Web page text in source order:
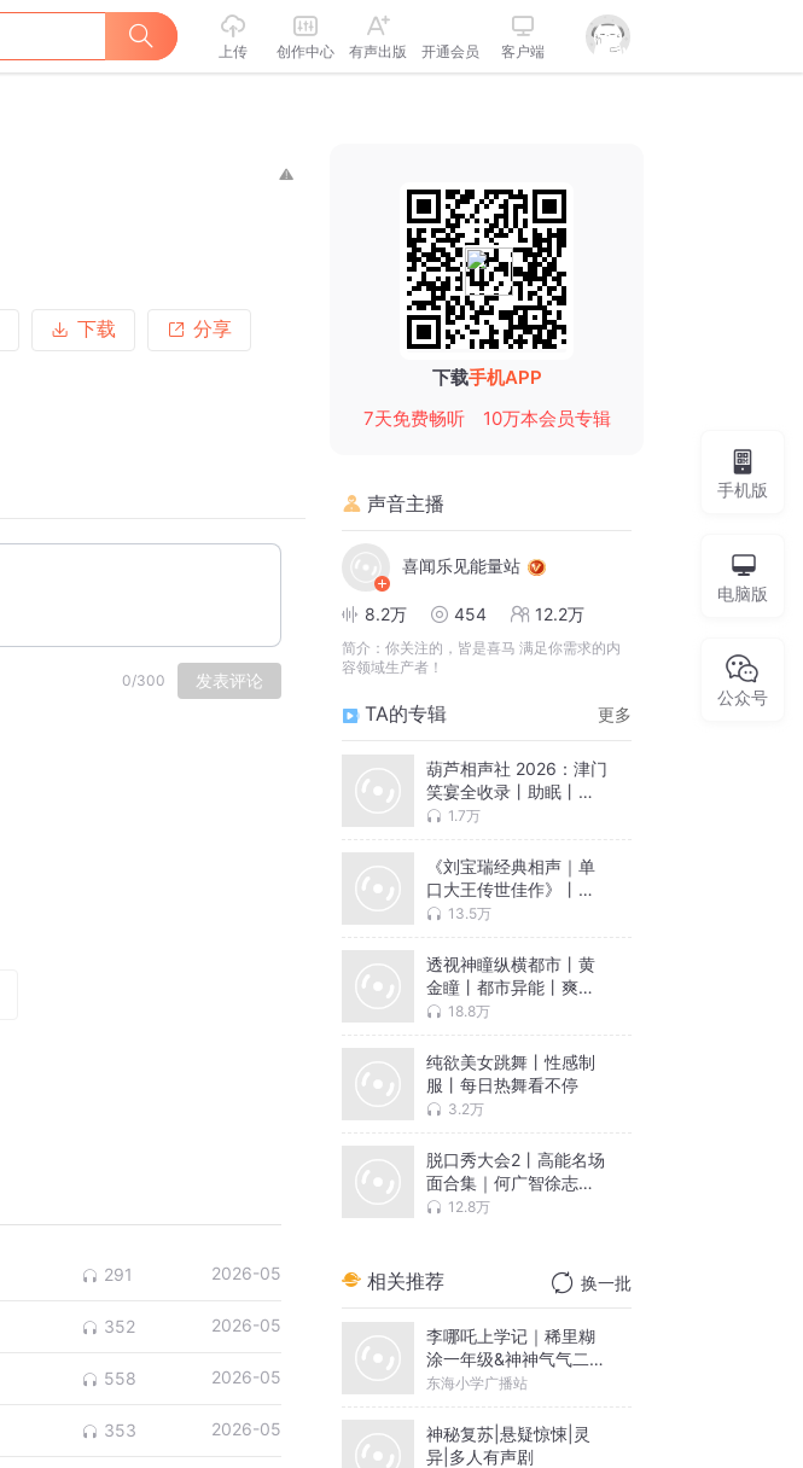
上传 创作中心 有声出版 开通会员 客户端
下载 分享
0/300 发表评论
291 2026-05
352 2026-05
558 2026-05
353 2026-05
下载手机APP
7天免费畅听
10万本会员专辑
声音主播
喜闻乐见能量站
8.2万 454 12.2万
简介： 你关注的，皆是喜马 满足你需求的内
容领域生产者！
TA的专辑 更多
葫芦相声社 2026：津门
笑宴全收录丨助眠丨免
费 1.7万
《刘宝瑞经典相声｜单
口大王传世佳作》丨助
眠丨免费
13.5万
透视神瞳纵横都市丨黄
金瞳丨都市异能丨爽文
丨免费
18.8万
纯欲美女跳舞丨性感制
服丨每日热舞看不停
3.2万
脱口秀大会2丨高能名场
面合集｜何广智徐志胜
纯享12.8万
相关推荐 换一批
李哪吒上学记｜稀里糊
涂一年级&神神气气二年
级
东海小学广播站
神秘复苏|悬疑惊悚|灵
异|多人有声剧
手机版
电脑版
公众号